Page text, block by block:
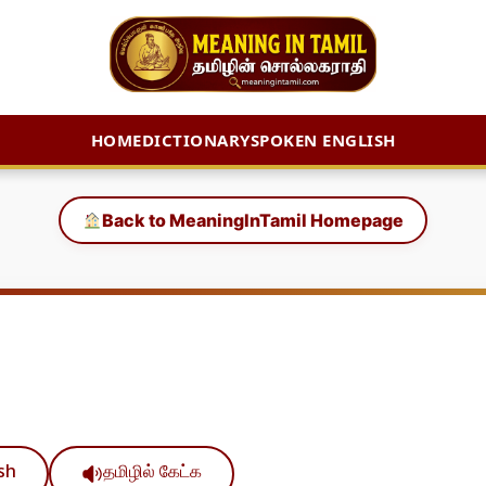
HOMEDICTIONARYSPOKEN ENGLISH
Back to MeaningInTamil Homepage
தமிழில் கேட்க